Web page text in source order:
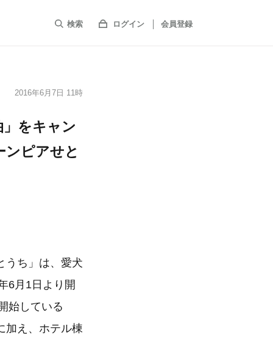
検索 ログイン 会員登録
2016年6月7日 11時
をキャン
ンピアせと
うち」は、愛犬
6月1日より開
始している
加え、ホテル棟